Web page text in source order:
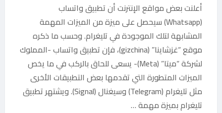
أعلنت بعض مواقع الإنترنت أن تطبيق واتساب
(Whatsapp) سيحصل على ميزة من الميزات المهمة
المشابهة لتلك الموجودة في تليغرام. وحسب ما ذكره
موقع “غزشاينا” (gizchina)، فإن تطبيق واتساب -المملوك
لشركة “ميتا” (Meta)- يسعى للحاق بالركب في ما يخص
الميزات المتطورة التي تقدمها بعض التطبيقات الأخرى
مثل تليغرام (Telegram) وسيغنال (Signal). ويشتهر تطبيق
تليغرام بميزة مهمة …